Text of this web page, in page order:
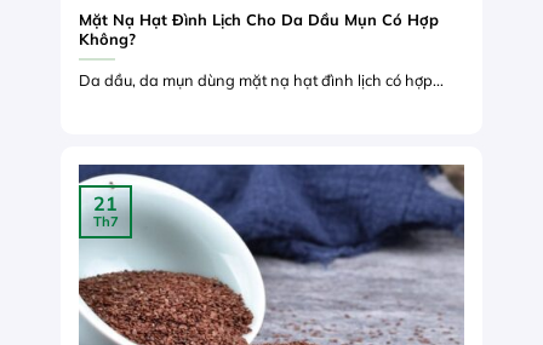
Mặt Nạ Hạt Đình Lịch Cho Da Dầu Mụn Có Hợp
Không?
Da dầu, da mụn dùng mặt nạ hạt đình lịch có hợp...
21
Th7